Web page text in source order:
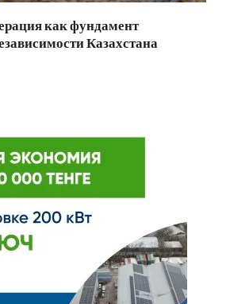
как фундамент
Казахстана